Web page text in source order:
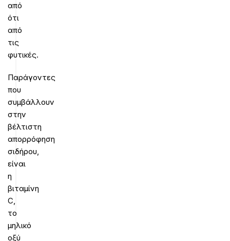
από
ότι
από
τις
φυτικές.
Παράγοντες
που
συμβάλλουν
στην
βέλτιστη
απορρόφηση
σιδήρου,
είναι
η
βιταμίνη
C,
το
μηλικό
οξύ